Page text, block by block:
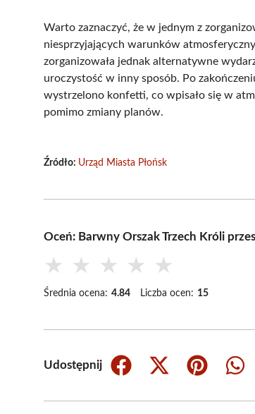
Warto zaznaczyć, że w jednym z
niesprzyjających warunków
zorganizowała jednak alternatywne
uroczystość w inny sposób. Po
wystrzelono konfetti, co wpisało się w
pomimo zmiany planów.
Źródło: Urząd Miasta Płońsk
Oceń: Barwny Orszak Trzech Króli
★ ★ ★ ★ ★
Średnia ocena: 4.84 Liczba ocen: 15
Udostępnij
Share
Share
(Twitter)
Share